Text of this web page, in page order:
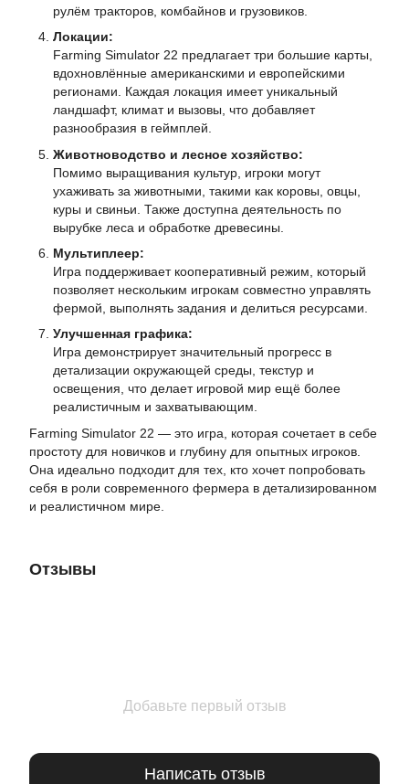
рулём тракторов, комбайнов и грузовиков.
Локации:
Farming Simulator 22 предлагает три большие карты,
вдохновлённые американскими и европейскими
регионами. Каждая локация имеет уникальный
ландшафт, климат и вызовы, что добавляет
разнообразия в геймплей.
Животноводство и лесное хозяйство:
Помимо выращивания культур, игроки могут
ухаживать за животными, такими как коровы, овцы,
куры и свиньи. Также доступна деятельность по
вырубке леса и обработке древесины.
Мультиплеер:
Игра поддерживает кооперативный режим, который
позволяет нескольким игрокам совместно управлять
фермой, выполнять задания и делиться ресурсами.
Улучшенная графика:
Игра демонстрирует значительный прогресс в
детализации окружающей среды, текстур и
освещения, что делает игровой мир ещё более
реалистичным и захватывающим.
Farming Simulator 22 — это игра, которая сочетает в себе
простоту для новичков и глубину для опытных игроков.
Она идеально подходит для тех, кто хочет попробовать
себя в роли современного фермера в детализированном
и реалистичном мире.
Отзывы
Добавьте первый отзыв
Написать отзыв